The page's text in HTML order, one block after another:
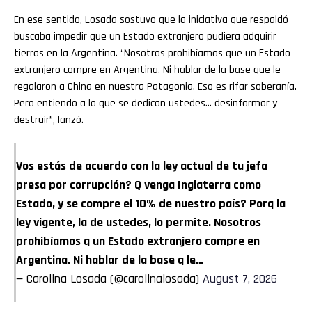
En ese sentido, Losada sostuvo que la iniciativa que respaldó
buscaba impedir que un Estado extranjero pudiera adquirir
tierras en la Argentina. “Nosotros prohibíamos que un Estado
extranjero compre en Argentina. Ni hablar de la base que le
regalaron a China en nuestra Patagonia. Eso es rifar soberanía.
Pero entiendo a lo que se dedican ustedes… desinformar y
destruir”, lanzó.
Vos estás de acuerdo con la ley actual de tu jefa
presa por corrupción? Q venga Inglaterra como
Estado, y se compre el 10% de nuestro país? Porq la
ley vigente, la de ustedes, lo permite. Nosotros
prohibíamos q un Estado extranjero compre en
Argentina. Ni hablar de la base q le…
— Carolina Losada (@carolinalosada) August 7, 2026